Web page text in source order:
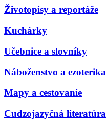
Životopisy a reportáže
Kuchárky
Učebnice a slovníky
Náboženstvo a ezoterika
Mapy a cestovanie
Cudzojazyčná literatúra